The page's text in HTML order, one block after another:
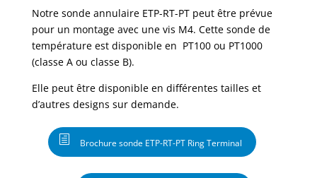
Notre sonde annulaire ETP-RT-PT peut être prévue
pour un montage avec une vis M4. Cette sonde de
température est disponible en PT100 ou PT1000
(classe A ou classe B).
Elle peut être disponible en différentes tailles et
d’autres designs sur demande.
Brochure sonde ETP-RT-PT Ring Terminal